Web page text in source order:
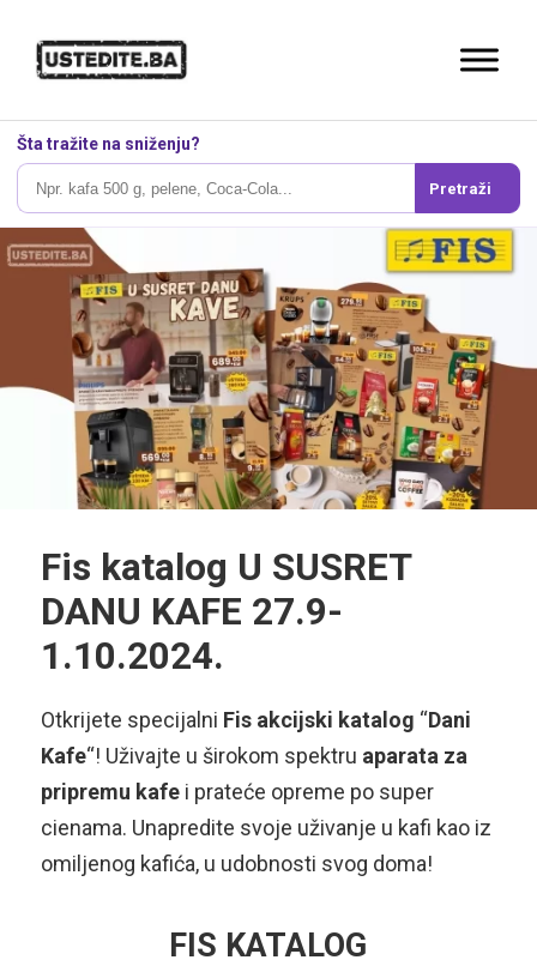
Šta tražite na sniženju?
Pretraži
Fis katalog U SUSRET
DANU KAFE 27.9-
1.10.2024.
Otkrijete specijalni Fis akcijski katalog “Dani
Kafe“! Uživajte u širokom spektru aparata za
pripremu kafei prateće opreme po super
cienama. Unapredite svoje uživanje u kafi kao iz
omiljenog kafića, u udobnosti svog doma!
FIS KATALOG